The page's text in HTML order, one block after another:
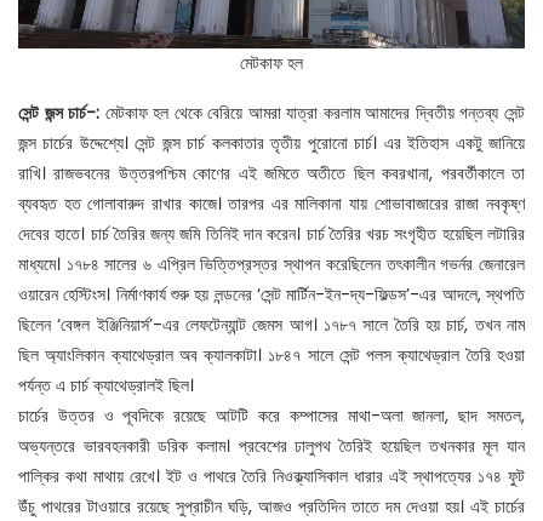
মেটকাফ হল
সেন্ট জন্স চার্চ-: মেটকাফ হল থেকে বেরিয়ে আমরা যাত্রা করলাম আমাদের দ্বিতীয় গন্তব্য সেন্ট
জন্স চার্চের উদ্দেশ্যে। সেন্ট জন্স চার্চ কলকাতার তৃতীয় পুরোনো চার্চ। এর ইতিহাস একটু জানিয়ে
রাখি। রাজভবনের উত্তরপশ্চিম কোণের এই জমিতে অতীতে ছিল কবরখানা, পরবর্তীকালে তা
ব্যবহৃত হত গোলাবারুদ রাখার কাজে। তারপর এর মালিকানা যায় শোভাবাজারের রাজা নবকৃষ্ণ
দেবের হাতে। চার্চ তৈরির জন্য জমি তিনিই দান করেন। চার্চ তৈরির খরচ সংগৃহীত হয়েছিল লটারির
মাধ্যমে। ১৭৮৪ সালের ৬ এপ্রিল ভিত্তিপ্রস্তর স্থাপন করেছিলেন তৎকালীন গভর্নর জেনারেল
ওয়ারেন হেস্টিংস। নির্মাণকার্য শুরু হয় লন্ডনের ‘সেন্ট মার্টিন-ইন-দ্য-ফিল্ডস’-এর আদলে, স্থপতি
ছিলেন ‘বেঙ্গল ইঞ্জিনিয়ার্স’-এর লেফটেন্যান্ট জেমস আগ। ১৭৮৭ সালে তৈরি হয় চার্চ, তখন নাম
ছিল অ্যাংলিকান ক্যাথেড্রাল অব ক্যালকাটা। ১৮৪৭ সালে সেন্ট পলস ক্যাথেড্রাল তৈরি হওয়া
পর্যন্ত এ চার্চ ক্যাথেড্রালই ছিল।
চার্চের উত্তর ও পূবদিকে রয়েছে আটটি করে কম্পাসের মাথা-অলা জানলা, ছাদ সমতল,
অভ্যন্তরে ভারবহনকারী ডরিক কলাম। প্রবেশের ঢালুপথ তৈরিই হয়েছিল তখনকার মূল যান
পাল্কির কথা মাথায় রেখে। ইট ও পাথরে তৈরি নিওক্ল্যাসিকাল ধারার এই স্থাপত্যের ১৭৪ ফুট
উঁচু পাথরের টাওয়ারে রয়েছে সুপ্রাচীন ঘড়ি, আজও প্রতিদিন তাতে দম দেওয়া হয়। এই চার্চের